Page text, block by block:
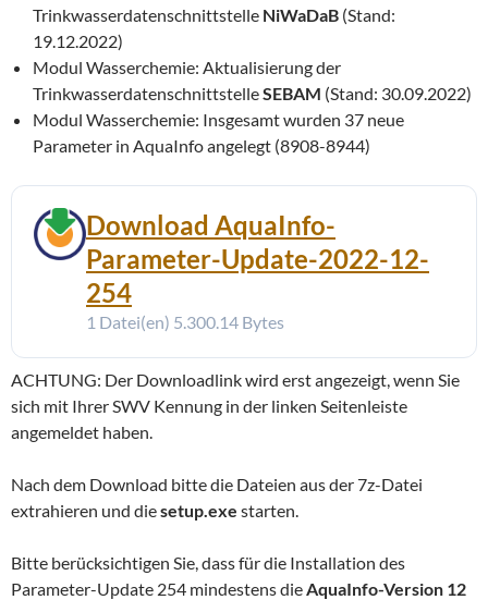
Trinkwasserdatenschnittstelle NiWaDaB (Stand:
19.12.2022)
Modul Wasserchemie: Aktualisierung der
TrinkwasserdatenschnittstelleSEBAM (Stand: 30.09.2022)
Modul Wasserchemie: Insgesamt wurden 37 neue
Parameter in AquaInfo angelegt (8908-8944)
Download AquaInfo-
Parameter-Update-2022-12-
254
1 Datei(en) 5.300.14 Bytes
ACHTUNG: Der Downloadlink wird erst angezeigt, wenn Sie
sich mit Ihrer SWV Kennung in der linken Seitenleiste
angemeldet haben.
Nach dem Download bitte die Dateien aus der 7z-Datei
extrahieren und diesetup.exe starten.
Bitte berücksichtigen Sie, dass für die Installation des
Parameter-Update 254 mindestens dieAquaInfo-Version 12